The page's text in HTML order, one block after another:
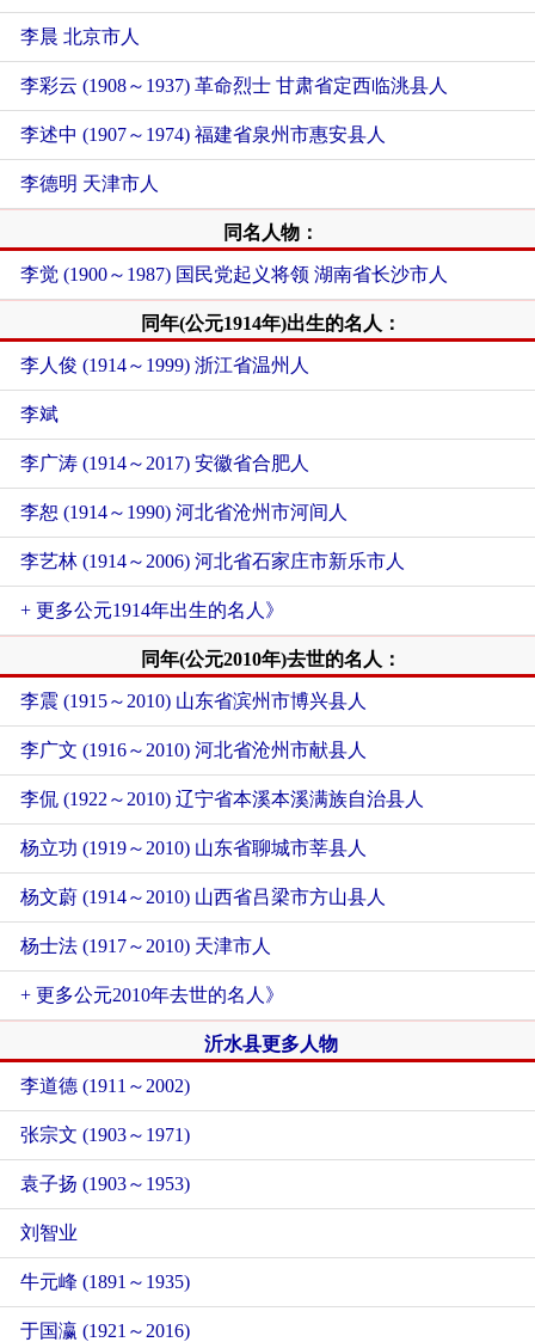
李晨 北京市人
李彩云 (1908～1937) 革命烈士 甘肃省定西临洮县人
李述中 (1907～1974) 福建省泉州市惠安县人
李德明 天津市人
同名人物：
李觉 (1900～1987) 国民党起义将领 湖南省长沙市人
同年(公元1914年)出生的名人：
李人俊 (1914～1999) 浙江省温州人
李斌
李广涛 (1914～2017) 安徽省合肥人
李恕 (1914～1990) 河北省沧州市河间人
李艺林 (1914～2006) 河北省石家庄市新乐市人
+ 更多公元1914年出生的名人》
同年(公元2010年)去世的名人：
李震 (1915～2010) 山东省滨州市博兴县人
李广文 (1916～2010) 河北省沧州市献县人
李侃 (1922～2010) 辽宁省本溪本溪满族自治县人
杨立功 (1919～2010) 山东省聊城市莘县人
杨文蔚 (1914～2010) 山西省吕梁市方山县人
杨士法 (1917～2010) 天津市人
+ 更多公元2010年去世的名人》
沂水县更多人物
李道德 (1911～2002)
张宗文 (1903～1971)
袁子扬 (1903～1953)
刘智业
牛元峰 (1891～1935)
于国瀛 (1921～2016)